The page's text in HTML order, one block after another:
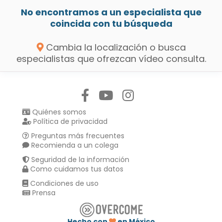
No encontramos a un especialista que
coincida con tu búsqueda
Cambia la localización o busca
especialistas que ofrezcan vídeo consulta.
Quiénes somos
Política de privacidad
Preguntas más frecuentes
Recomienda a un colega
Seguridad de la información
Como cuidamos tus datos
Condiciones de uso
Prensa